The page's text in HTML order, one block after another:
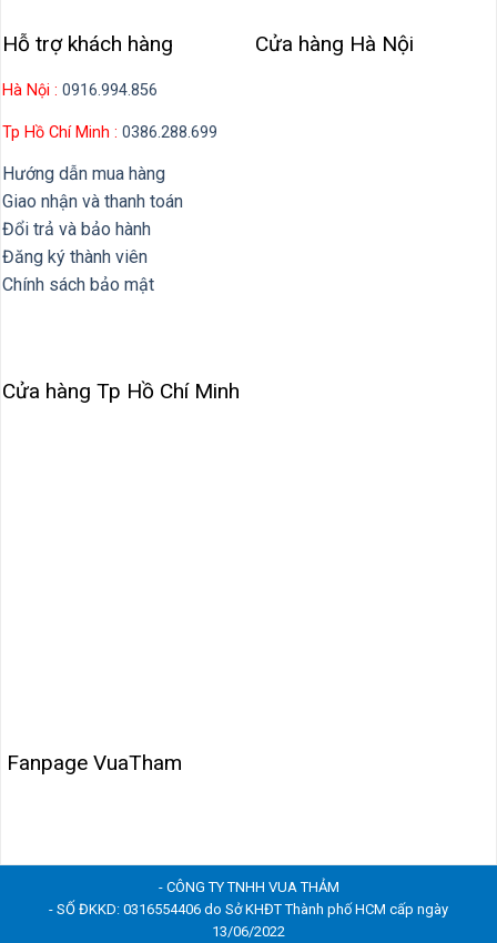
Hỗ trợ khách hàng
Hà Nội : 0916.994.856
Tp Hồ Chí Minh : 0386.288.699
Hướng dẫn mua hàng
Giao nhận và thanh toán
Đổi trả và bảo hành
Đăng ký thành viên
Chính sách bảo mật
Cửa hàng Hà Nội
Cửa hàng Tp Hồ Chí Minh
Fanpage VuaTham
- CÔNG TY TNHH VUA THẢM
- SỐ ĐKKD: 0316554406 do Sở KHĐT Thành phố HCM cấp ngày
13/06/2022